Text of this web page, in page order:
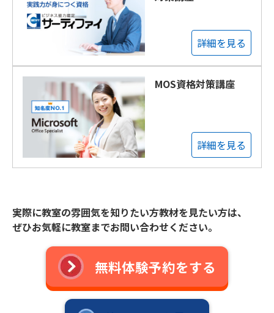
詳細を見る
MOS資格対策講座
詳細を見る
実際に教室の雰囲気を知りたい方教材を見たい方は、
ぜひお気軽に教室までお問い合わせください。
無料体験予約をする